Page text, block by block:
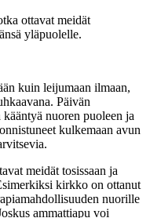
ottavat meidät
yläpuolelle.
kuin leijumaan ilmaan,
Päivän
nuoren puoleen ja
kulkemaan avun
meidät tosissaan ja
kirkko on ottanut
nuorille
ammattiapu voi